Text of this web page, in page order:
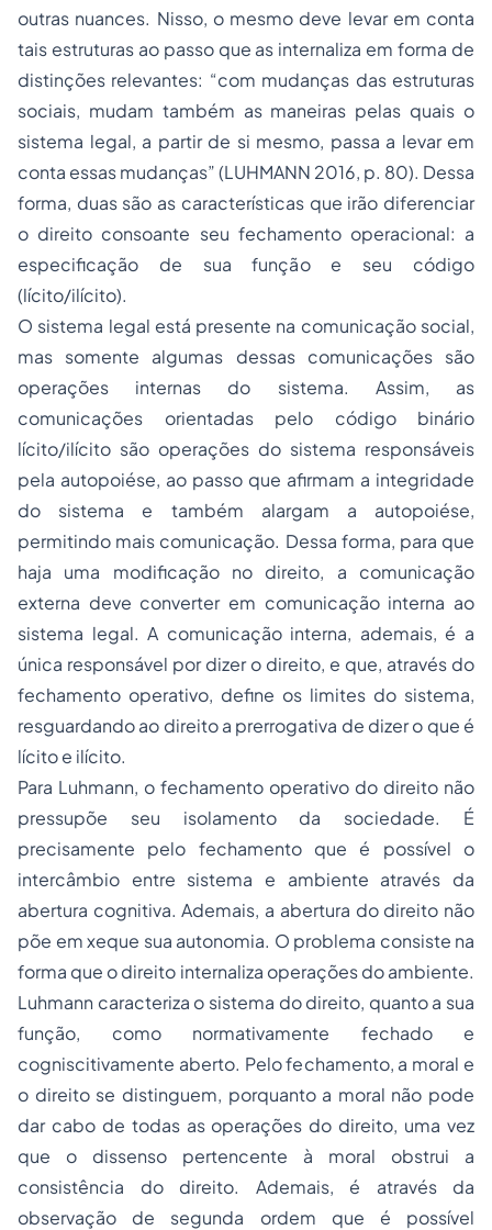
outras nuances. Nisso, o mesmo deve levar em conta
tais estruturas ao passo que as internaliza em forma de
distinções relevantes: “com mudanças das estruturas
sociais, mudam também as maneiras pelas quais o
sistema legal, a partir de si mesmo, passa a levar em
conta essas mudanças” (LUHMANN 2016, p. 80). Dessa
forma, duas são as características que irão diferenciar
o direito consoante seu fechamento operacional: a
especificação de sua função e seu código
(lícito/ilícito).
O sistema legal está presente na comunicação social,
mas somente algumas dessas comunicações são
operações internas do sistema. Assim, as
comunicações orientadas pelo código binário
lícito/ilícito são operações do sistema responsáveis
pela autopoiése, ao passo que afirmam a integridade
do sistema e também alargam a autopoiése,
permitindo mais comunicação. Dessa forma, para que
haja uma modificação no direito, a comunicação
externa deve converter em comunicação interna ao
sistema legal. A comunicação interna, ademais, é a
única responsável por dizer o direito, e que, através do
fechamento operativo, define os limites do sistema,
resguardando ao direito a prerrogativa de dizer o que é
lícito e ilícito.
Para Luhmann, o fechamento operativo do direito não
pressupõe seu isolamento da sociedade. É
precisamente pelo fechamento que é possível o
intercâmbio entre sistema e ambiente através da
abertura cognitiva. Ademais, a abertura do direito não
põe em xeque sua autonomia. O problema consiste na
forma que o direito internaliza operações do ambiente.
Luhmann caracteriza o sistema do direito, quanto a sua
função, como normativamente fechado e
cogniscitivamente aberto. Pelo fechamento, a moral e
o direito se distinguem, porquanto a moral não pode
dar cabo de todas as operações do direito, uma vez
que o dissenso pertencente à moral obstrui a
consistência do direito. Ademais, é através da
observação de segunda ordem que é possível